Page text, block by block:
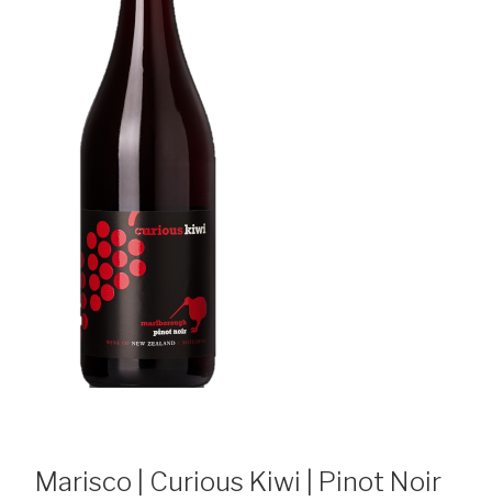
Marisco | Curious Kiwi | Pinot Noir